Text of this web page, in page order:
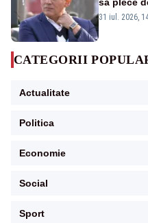
învârtindu-
31 iul. 2026,
CATEGORII
Actualitate
Politica
Economie
Social
Sport